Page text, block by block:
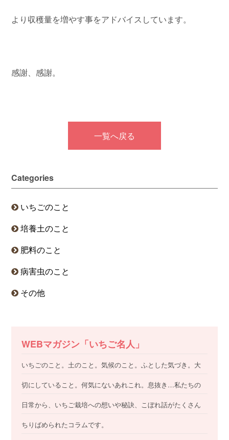
より収穫量を増やす事をアドバイスしています。
感謝、感謝。
一覧へ戻る
Categories
いちごのこと
培養土のこと
肥料のこと
病害虫のこと
その他
WEBマガジン「いちご名人」
いちごのこと。土のこと。気候のこと。ふとした気づき。大
切にしていること。何気にないあれこれ。息抜き…私たちの
日常から、いちご栽培への想いや秘訣、こぼれ話がたくさん
ちりばめられたコラムです。